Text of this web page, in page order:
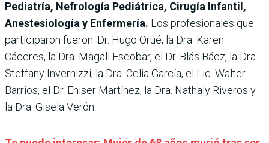
Pediatría, Nefrología Pediátrica, Cirugía Infantil,
Anestesiología y Enfermería. Los profesionales que
participaron fueron: Dr. Hugo Orué, la Dra. Karen
Cáceres, la Dra. Magali Escobar, el Dr. Blás Báez, la Dra.
Steffany Invernizzi, la Dra. Celia García, el Lic. Walter
Barrios, el Dr. Ehiser Martínez, la Dra. Nathaly Riveros y
la Dra. Gisela Verón.